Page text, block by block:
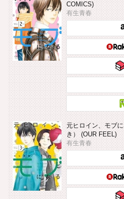
COMICS)
有生青春
元ヒロイン、モブ
き） (OUR FEEL)
有生青春